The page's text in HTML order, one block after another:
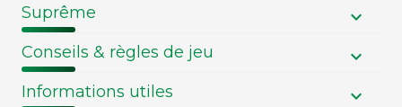
Suprême
Conseils & règles de jeu
Informations utiles